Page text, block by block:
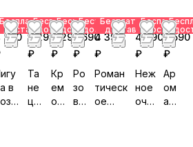
доставка
890
в
Бесплатная
доставка
3 290
₽
Та
не
ц
Бесплатная
доставка
4 290
₽
Кр
ем
ов
Бесплатная
доставка
5 690
₽
Ро
зо
вы
Бесплатная
доставка
4 390
₽
Роман
тическ
ое
Бесплатная
доставка
4 790
₽
Неж
ное
оча
3 590
₽
Ар
ом
ат